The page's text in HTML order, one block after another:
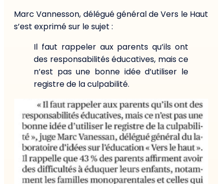
Marc Vannesson, délégué général de Vers le Haut
s’est exprimé sur le sujet :
Il faut rappeler aux parents qu’ils ont
des responsabilités éducatives, mais ce
n’est pas une bonne idée d’utiliser le
registre de la culpabilité.